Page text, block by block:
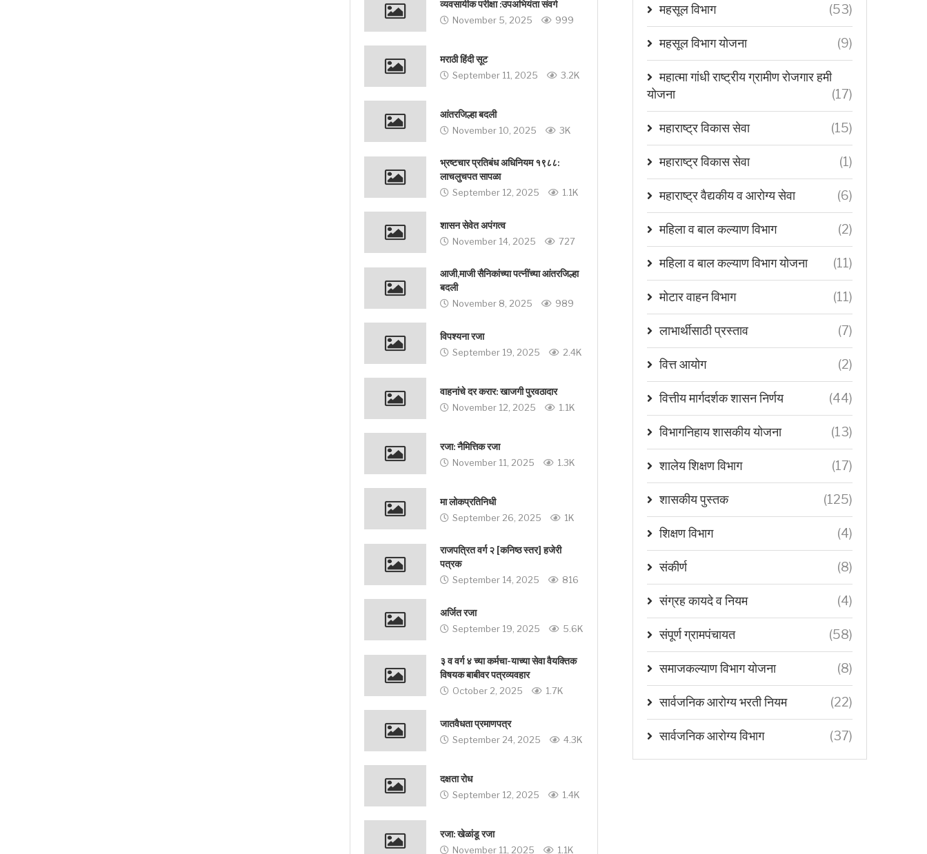
व्यवसायीक परीक्षा :उपअभियंता संवर्ग
November 5, 2025 999
मराठी हिंदी सूट
September 11, 2025 3.2K
आंतरजिल्हा बदली
November 10, 2025 3K
भ्रष्टचार प्रतिबंध अधिनियम १९८८:
लाचलुचपत सापळा
September 12, 2025 1.1K
शासन सेवेत अपंगत्व
November 14, 2025 727
आजी,माजी सैनिकांच्या पत्नींच्या आंतरजिल्हा
बदली
November 8, 2025 989
विपश्यना रजा
September 19, 2025 2.4K
वाहनांचे दर करार: खाजगी पुरवठादार
November 12, 2025 1.1K
रजा: नैमित्तिक रजा
November 11, 2025 1.3K
मा लोकप्रतिनिधी
September 26, 2025 1K
राजपत्रित वर्ग २ [कनिष्ठ स्तर] हजेरी
पत्रक
September 14, 2025 816
अर्जित रजा
September 19, 2025 5.6K
३ व वर्ग ४ च्या कर्मचा-याच्या सेवा वैयक्तिक
विषयक बाबीवर पत्रव्यवहार
October 2, 2025 1.7K
जातवैधता प्रमाणपत्र
September 24, 2025 4.3K
दक्षता रोध
September 12, 2025 1.4K
रजा: खेळांडू रजा
November 11, 2025 1.1K
महसूल विभाग (53)
महसूल विभाग योजना (9)
महात्मा गांधी राष्ट्रीय ग्रामीण रोजगार हमी
योजना
(17)
महाराष्ट्र विकास सेवा (15)
महाराष्ट्र विकास सेवा (1)
महाराष्ट्र वैद्यकीय व आरोग्य सेवा (6)
महिला व बाल कल्याण विभाग (2)
महिला व बाल कल्याण विभाग योजना (11)
मोटार वाहन विभाग (11)
लाभार्थीसाठी प्रस्ताव (7)
वित्त आयोग (2)
वित्तीय मार्गदर्शक शासन निर्णय (44)
विभागनिहाय शासकीय योजना (13)
शालेय शिक्षण विभाग (17)
शासकीय पुस्तक (125)
शिक्षण विभाग (4)
संकीर्ण (8)
संग्रह कायदे व नियम (4)
संपूर्ण ग्रामपंचायत (58)
समाजकल्याण विभाग योजना (8)
सार्वजनिक आरोग्य भरती नियम (22)
सार्वजनिक आरोग्य विभाग (37)